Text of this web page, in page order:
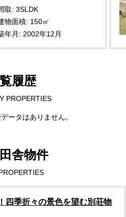
取: 3SLDK
物面積: 150㎡
年月: 2002年12月
履歴
PROPERTIES
ータはありません。
舎物件
四季折々の景色を望む別荘物